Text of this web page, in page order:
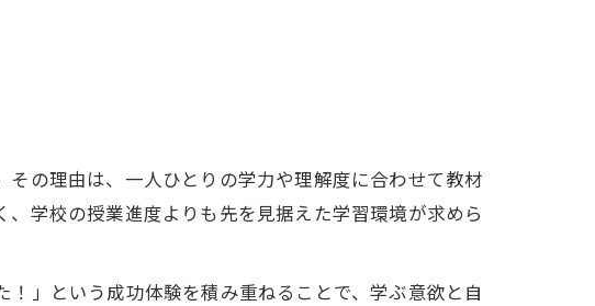
の理由は、一人ひとりの学力や理解度に合わせて教材
学校の授業進度よりも先を見据えた学習環境が求めら
」という成功体験を積み重ねることで、学ぶ意欲と自